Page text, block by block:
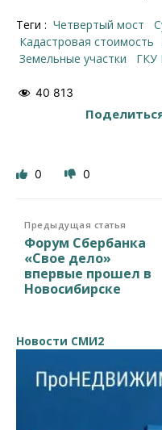
Теги : Четвертый мост
кадастровая стоимость
земельные участки
40 813
0 0
Предыдущая статья
Форум Сбербанка
«Свое дело»
впервые прошел в
Новосибирске
Новости СМИ2